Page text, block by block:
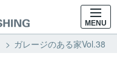
MENU
ガレージのある家Vol.38 |